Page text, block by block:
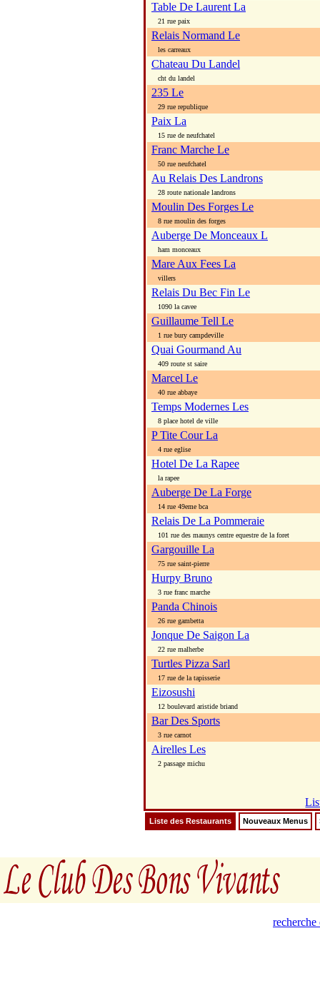
Table De Laurent La
21 rue paix
Relais Normand Le
les carreaux
Chateau Du Landel
cht du landel
235 Le
29 rue republique
Paix La
15 rue de neufchatel
Franc Marche Le
50 rue neufchatel
Au Relais Des Landrons
28 route nationale landrons
Moulin Des Forges Le
8 rue moulin des forges
Auberge De Monceaux L
ham monceaux
Mare Aux Fees La
villers
Relais Du Bec Fin Le
1090 la cavee
Guillaume Tell Le
1 rue bury campdeville
Quai Gourmand Au
409 route st saire
Marcel Le
40 rue abbaye
Temps Modernes Les
8 place hotel de ville
P Tite Cour La
4 rue eglise
Hotel De La Rapee
la rapee
Auberge De La Forge
14 rue 49eme bca
Relais De La Pommeraie
101 rue des maunys centre equestre de la foret
Gargouille La
75 rue saint-pierre
Hurpy Bruno
3 rue franc marche
Panda Chinois
26 rue gambetta
Jonque De Saigon La
22 rue malherbe
Turtles Pizza Sarl
17 rue de la tapisserie
Eizosushi
12 boulevard aristide briand
Bar Des Sports
3 rue carnot
Airelles Les
2 passage michu
Liste des Restaurants Nouveaux Menus
recherche